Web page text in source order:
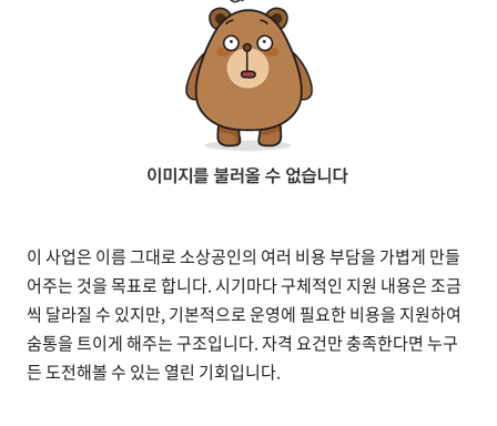
이 사업은 이름 그대로 소상공인의 여러 비용 부담을 가볍게 만들
어주는 것을 목표로 합니다. 시기마다 구체적인 지원 내용은 조금
씩 달라질 수 있지만, 기본적으로 운영에 필요한 비용을 지원하여
숨통을 트이게 해주는 구조입니다. 자격 요건만 충족한다면 누구
든 도전해볼 수 있는 열린 기회입니다.